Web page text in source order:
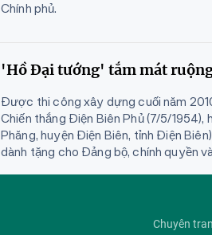
Chính phủ.
'Hồ Đại tướng' tắm mát
Được thi công xây dựng cuối năm
Chiến thắng Điện Biên Phủ (7/5/1954),
Phăng, huyện Điện Biên, tỉnh Điện
dành tặng cho Đảng bộ, chính quyền
Chuyên